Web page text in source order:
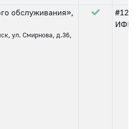
обслуживания»,
ул. Смирнова, д.36,
#123